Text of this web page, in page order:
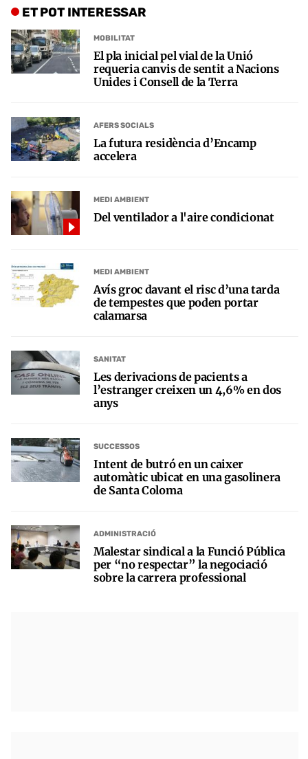
ET POT INTERESSAR
MOBILITAT
El pla inicial pel vial de la Unió
requeria canvis de sentit a Nacions
Unides i Consell de la Terra
AFERS SOCIALS
La futura residència d’Encamp
accelera
MEDI AMBIENT
Del ventilador a l'aire condicionat
MEDI AMBIENT
Avís groc davant el risc d’una tarda
de tempestes que poden portar
calamarsa
SANITAT
Les derivacions de pacients a
l’estranger creixen un 4,6% en dos
anys
SUCCESSOS
Intent de butró en un caixer
automàtic ubicat en una gasolinera
de Santa Coloma
ADMINISTRACIÓ
Malestar sindical a la Funció Pública
per “no respectar” la negociació
sobre la carrera professional